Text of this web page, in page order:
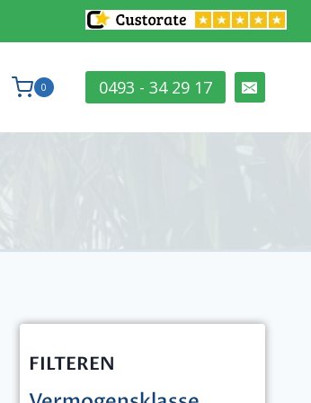
0 0493 - 34 29 17
FILTEREN